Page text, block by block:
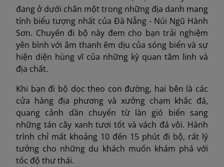
đang ở dưới chân một trong những địa danh mang
tính biểu tượng nhất của Đà Nẵng - Núi Ngũ Hành
Sơn. Chuyến đi bộ này đem cho bạn trải nghiệm
yên bình với âm thanh êm dịu của sóng biển và sự
hiện diện hùng vĩ của những kỳ quan tâm linh và
địa chất.
Khi bạn đi bộ dọc theo con đường, hai bên là các
cửa hàng địa phương và xưởng chạm khắc đá,
quang cảnh dần chuyển từ làn gió biển sang
những tán cây xanh tươi tốt và vách đá vôi. Hành
trình chỉ mất khoảng 10 đến 15 phút đi bộ, rất lý
tưởng cho những du khách muốn khám phá với
tốc độ thư thái.